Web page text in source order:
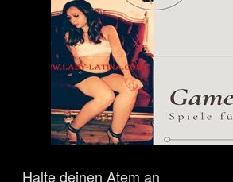
Halte deinen Atem an